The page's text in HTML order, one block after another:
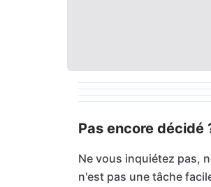
Pas encore décidé
Ne vous inquiétez pas,
n'est pas une tâche